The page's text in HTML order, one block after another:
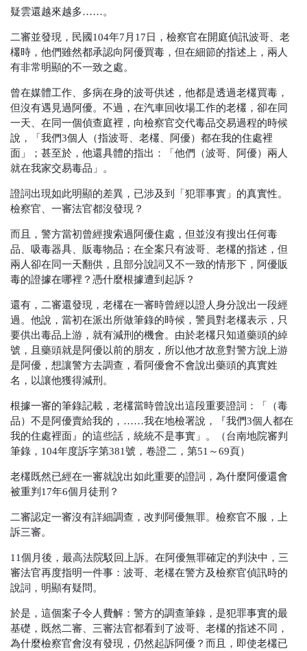
疑雲還越來越多……。
二審並發現，民國104年7月17日，檢察官在開庭偵訊波哥、老
欉時，他們雖然都承認向阿優買毒，但在細節的指述上，兩人
有非常明顯的不一致之處。
曾在媒體工作、多病在身的波哥供述，他都是透過老欉買毒，
但沒有遇見過阿優。不過，在汽車回收場工作的老欉，卻在同
一天、在同一個偵查庭裡，向檢察官交代毒品交易過程的時候
說，「我們3個人
（指波哥、老欉、阿優） 都在我的住處裡
面」；甚至於，他還具體的指出：「他們
（波哥、阿優） 兩人
就在我家交易毒品」。
證詞出現如此明顯的差異，已涉及到「犯罪事實」的真實性。
檢察官、一審法官都沒發現？
而且，警方當初曾經搜索過阿優住處，但並沒有搜出任何毒
品、吸毒器具、販毒物品；在全案只有波哥、老欉的指述，但
兩人卻在同一天翻供，且部分說詞又不一致的情形下，阿優販
毒的證據在哪裡？憑什麼根據遭到起訴？
還有，二審還發現，老欉在一審時曾經以證人身分說出一段經
過。他說，當初在派出所做筆錄的時候，警員對老欉表示，只
要供出毒品上游，就有減刑的機會。由於老欉只知道藥頭的綽
號，且藥頭就是阿優以前的朋友，所以他才故意對警方說上游
是阿優，想讓警方去調查，看阿優會不會說出藥頭的真實姓
名，以讓他獲得減刑。
根據一審的筆錄記載，老欉當時曾說出這段重要證詞：「
（毒
品） 不是阿優賣給我的，……我在地檢署說，『我們3個人都在
我的住處裡面』的這些話，統統不是事實」。
（台南地院審判
筆錄，104年度訴字第381號，卷證二，第51～69頁）
老欉既然已經在一審就說出如此重要的證詞，為什麼阿優還會
被重判17年6個月徒刑？
二審認定一審沒有詳細調查，改判阿優無罪。檢察官不服，上
訴三審。
11個月後，最高法院駁回上訴。在阿優無罪確定的判決中，三
審法官再度指明一件事：波哥、老欉在警方及檢察官偵訊時的
說詞，明顯有疑問。
於是，這個案子令人費解：警方的調查筆錄，是犯罪事實的最
基礎，既然二審、三審法官都看到了波哥、老欉的指述不同，
為什麼檢察官會沒有發現，仍然起訴阿優？而且，即使老欉已